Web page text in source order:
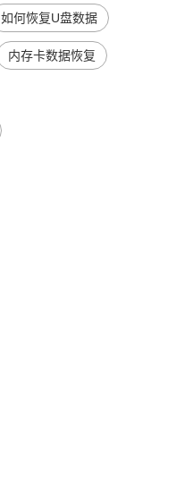
如何恢复U盘数据
内存卡数据恢复